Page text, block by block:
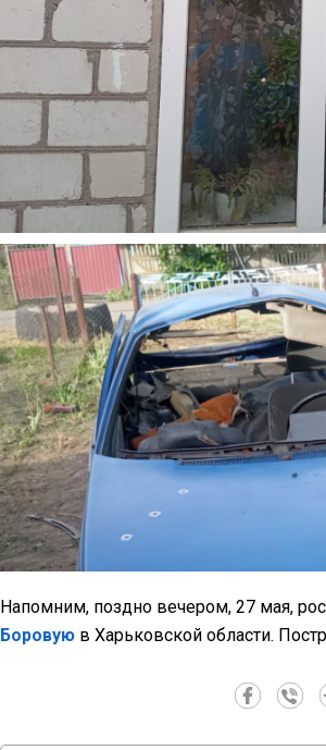
Напомним, поздно вечером, 27 мая,
Боровую в Харьковской области.